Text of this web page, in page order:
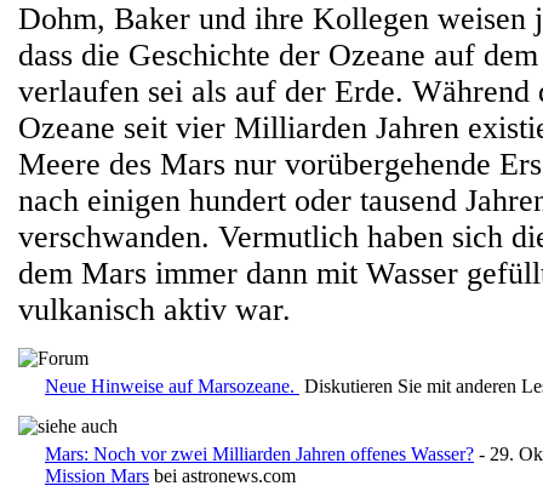
Dohm, Baker und ihre Kollegen weisen
dass die Geschichte der Ozeane auf
verlaufen sei als auf der Erde. Während
Ozeane seit vier Milliarden Jahren
Meere des Mars nur vorübergehende
nach einigen hundert oder tausend
verschwanden. Vermutlich haben sich
dem Mars immer dann mit Wasser
vulkanisch aktiv war.
Neue Hinweise auf Marsozeane. Diskutieren Sie mit anderen
Mars: Noch vor zwei Milliarden Jahren offenes Wasser? - 29.
Mission Mars bei astronews.com